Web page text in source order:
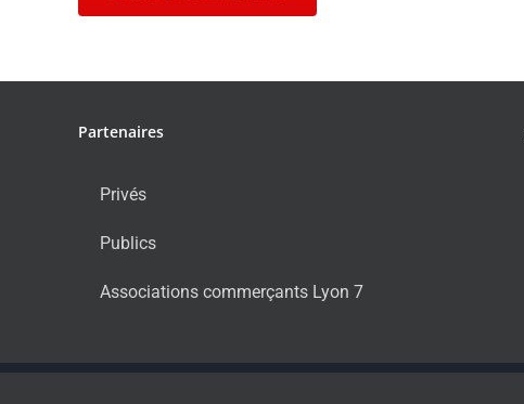
Partenaires
Privés
Publics
Associations commerçants Lyon 7